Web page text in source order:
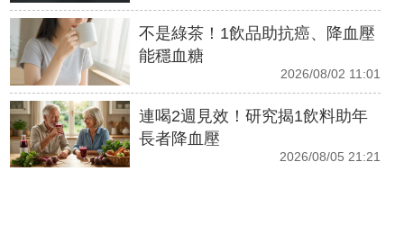
不是綠茶！1飲品助抗癌、降血壓
能穩血糖
2026/08/02 11:01
連喝2週見效！研究揭1飲料助年
長者降血壓
2026/08/05 21:21